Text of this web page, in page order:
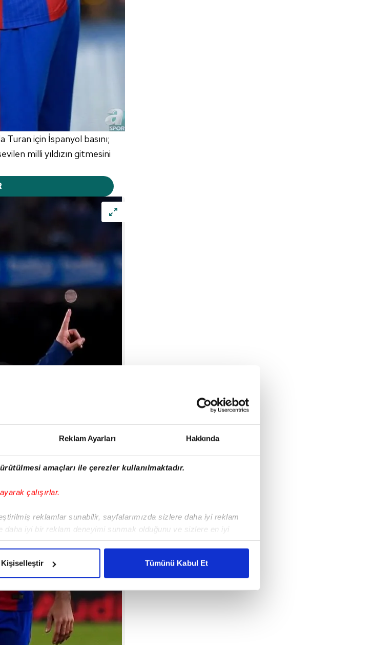
Reklam Ayarları Hakkında
amaçları ile çerezler kullanılmaktadır.
çalışırlar.
reklamlar sunabilir, sayfalarımızda sizlere daha iyi reklam
daha iyi bir reklam deneyimi sunmak olduğunu ve sizlere en iyi
ve bu noktada, reklamların maliyetlerimizi karşılamak
takdirde, kullanıcılara hedefli reklamlar gösterilmeyecektir."
kendimize ve üçüncü kişilere ait çerezler kullanılmaktadır. Bu
gerekli olan çerezler bilgi toplumu hizmetlerinin sunulması
işlevsel kılınması ve kişiselleştirilmesi ve sizlere yönelik
olarak açık rızanız dahilinde kullanılacaktır.
Kişiselleştir Tümünü Kabul Et
için İspanyol basını;
milli yıldızın gitmesini